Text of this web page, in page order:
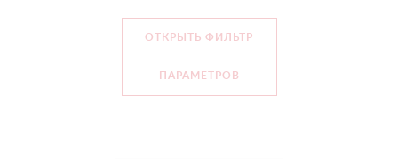
ОТКРЫТЬ ФИЛЬТР
ПАРАМЕТРОВ